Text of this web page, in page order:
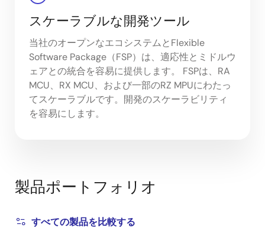
スケーラブルな開発ツール
当社のオープンなエコシステムとFlexible
Software Package（FSP）は、適応性とミドルウ
ェアとの統合を容易に提供します。 FSPは、RA
MCU、RX MCU、および一部のRZ MPUにわたっ
てスケーラブルです。開発のスケーラビリティ
を容易にします。
製品ポートフォリオ
すべての製品を比較する